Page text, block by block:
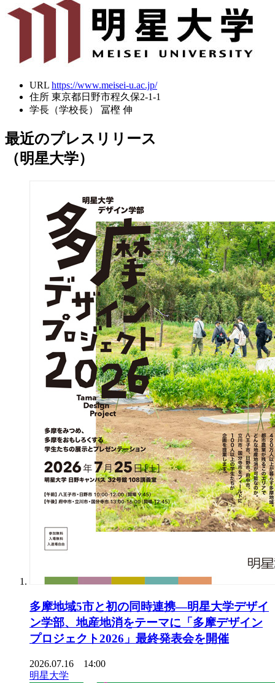
URL https://www.meisei-u.ac.jp/
住所 東京都日野市程久保2-1-1
学長（学校長）
冨樫 伸
最近のプレスリリース
（明星大学）
多摩地域5市と初の同時連携―明星大学デザイ
ン学部、地産地消をテーマに「多摩デザイン
プロジェクト2026」最終発表会を開催
2026.07.16 14:00
明星大学